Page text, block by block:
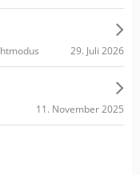
29. Juli 2026
11. November 2025